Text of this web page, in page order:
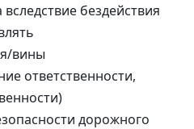
бездействия
вины
ответственности,
дорожного